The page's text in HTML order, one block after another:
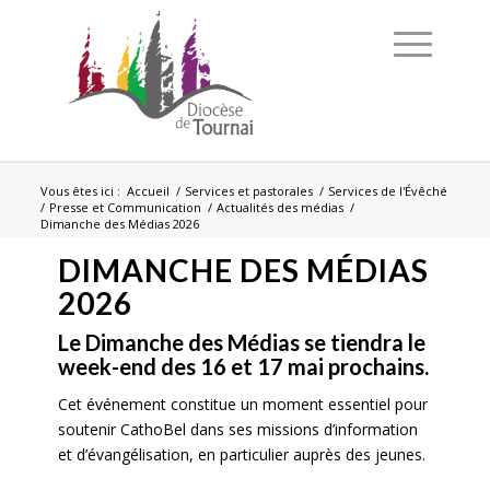
Vous êtes ici : Accueil / Services et pastorales / Services de l'Évêché
/ Presse et Communication / Actualités des médias /
Dimanche des Médias 2026
DIMANCHE DES MÉDIAS
2026
Le Dimanche des Médias se tiendra le
week-end des 16 et 17 mai prochains.
Cet événement constitue un moment essentiel pour
soutenir CathoBel dans ses missions d’information
et d’évangélisation, en particulier auprès des jeunes.